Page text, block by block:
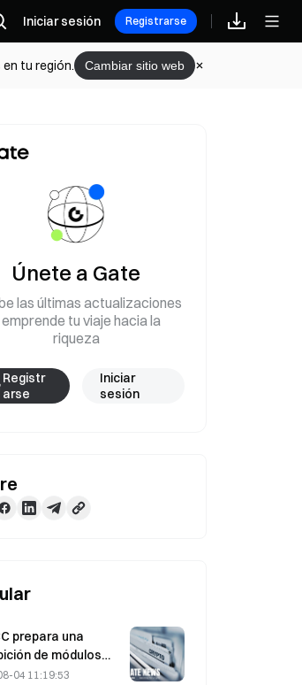
Recompensas
Iniciar sesión Registrarse
tu región. Cambiar sitio web
interferir con la capacidad de
Únete a Gate
las últimas actualizaciones
tu viaje hacia la
riqueza
Registr
arse
Iniciar
sesión
prepara una
de módulos
chinos para
04 11:19:53